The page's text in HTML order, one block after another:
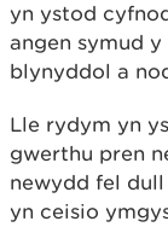
yn ystod
angen symud
blynyddol a
Lle rydym yn
gwerthu pren
newydd fel dull
yn ceisio